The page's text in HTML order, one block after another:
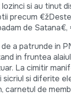
si au tinut
precum
de
a patrunde in
in fruntea
La cimitir
sicriul si diferite
carnetul de